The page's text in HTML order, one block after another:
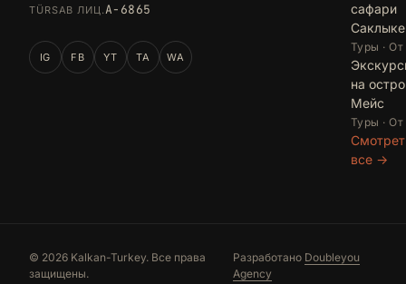
TÜRSAB ЛИЦ.A-6865
IG FB YT TA WA
сафари
Туры ·
на
Мейс
Туры ·
все →
© 2026 Kalkan-Turkey. Все права
защищены.
Разработано Doubleyou
Agency